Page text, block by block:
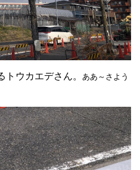
ウカエデさん。 ああ～さよう